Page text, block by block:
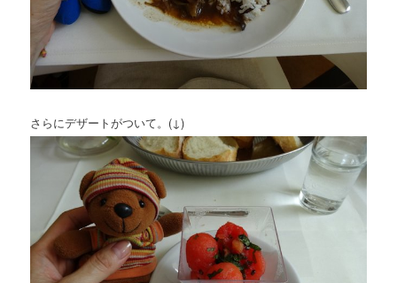
さらにデザートがついて。(↓)